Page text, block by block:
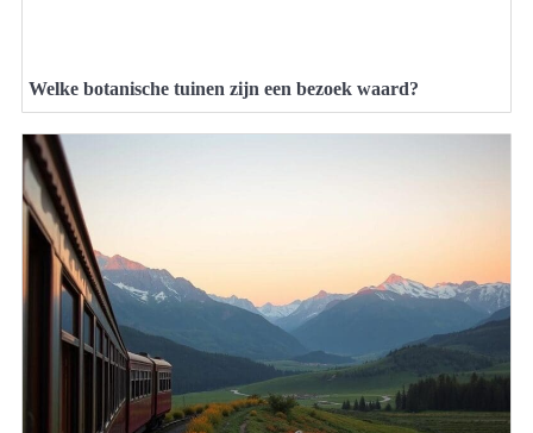
Welke botanische tuinen zijn een bezoek waard?